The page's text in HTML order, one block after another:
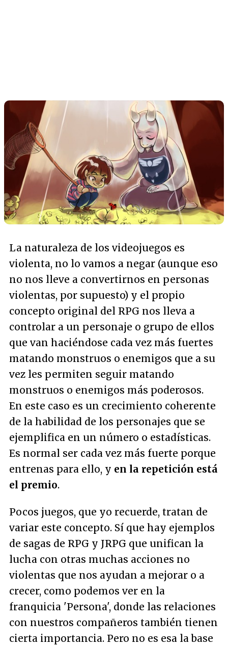
La naturaleza de los videojuegos es
violenta, no lo vamos a negar (aunque eso
no nos lleve a convertirnos en personas
violentas, por supuesto) y el propio
concepto original del RPG nos lleva a
controlar a un personaje o grupo de ellos
que van haciéndose cada vez más fuertes
matando monstruos o enemigos que a su
vez les permiten seguir matando
monstruos o enemigos más poderosos.
En este caso es un crecimiento coherente
de la habilidad de los personajes que se
ejemplifica en un número o estadísticas.
Es normal ser cada vez más fuerte porque
entrenas para ello, y en la repetición está
el premio.
Pocos juegos, que yo recuerde, tratan de
variar este concepto. Sí que hay ejemplos
de sagas de RPG y JRPG que unifican la
lucha con otras muchas acciones no
violentas que nos ayudan a mejorar o a
crecer, como podemos ver en la
franquicia 'Persona', donde las relaciones
con nuestros compañeros también tienen
cierta importancia. Pero no es esa la base